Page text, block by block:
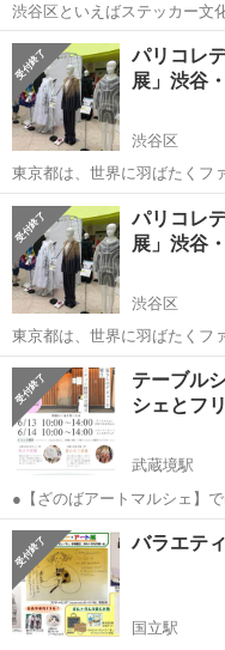
渋谷区といえばステッカー文
て、特定の渋谷のカフェを巡
ーを集めて貼り歩きの交流
きます！ぜひ参加して頂きた
東京 千代田区
パリコレ
展」渋谷
渋谷区
東京都は、世界に羽ばたくフ
的に、都内在住・在学の学生
Tokyo」と、都内在住・在学
象に...
東京 渋谷区 展示会
パリコレ
展」渋谷
渋谷区
東京都は、世界に羽ばたくフ
的に、都内在住・在学の学生
Tokyo」と、都内在住・在学
象に...
東京 渋谷区 展示会
テーブル
シェとフ
武蔵境駅
●【ざのばアートマルシェ】
販売します。 6月の出展は、
定、着物生地小物、数秘占い
縁日もの等が並びます。ココ
東京 武蔵野市
バラエテ
国立駅